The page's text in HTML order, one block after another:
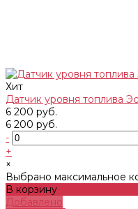
Хит
Датчик уровня топлива
6 200 руб.
6 200 руб.
-
+
×
Выбрано максимальное
В корзину
Добавлено